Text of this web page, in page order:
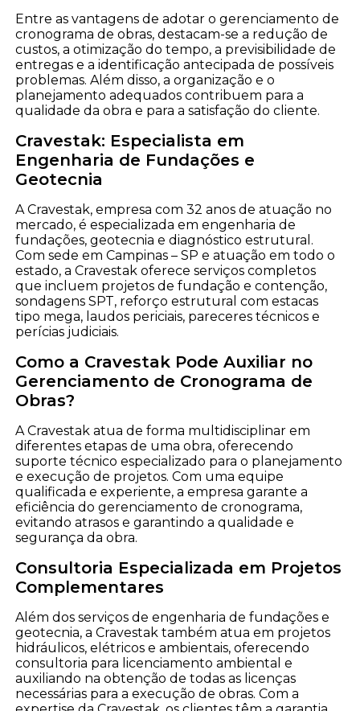
Entre as vantagens de adotar o gerenciamento de
cronograma de obras, destacam-se a redução de
custos, a otimização do tempo, a previsibilidade de
entregas e a identificação antecipada de possíveis
problemas. Além disso, a organização e o
planejamento adequados contribuem para a
qualidade da obra e para a satisfação do cliente.
Cravestak: Especialista em
Engenharia de Fundações e
Geotecnia
A Cravestak, empresa com 32 anos de atuação no
mercado, é especializada em engenharia de
fundações, geotecnia e diagnóstico estrutural.
Com sede em Campinas – SP e atuação em todo o
estado, a Cravestak oferece serviços completos
que incluem projetos de fundação e contenção,
sondagens SPT, reforço estrutural com estacas
tipo mega, laudos periciais, pareceres técnicos e
perícias judiciais.
Como a Cravestak Pode Auxiliar no
Gerenciamento de Cronograma de
Obras?
A Cravestak atua de forma multidisciplinar em
diferentes etapas de uma obra, oferecendo
suporte técnico especializado para o planejamento
e execução de projetos. Com uma equipe
qualificada e experiente, a empresa garante a
eficiência do gerenciamento de cronograma,
evitando atrasos e garantindo a qualidade e
segurança da obra.
Consultoria Especializada em Projetos
Complementares
Além dos serviços de engenharia de fundações e
geotecnia, a Cravestak também atua em projetos
hidráulicos, elétricos e ambientais, oferecendo
consultoria para licenciamento ambiental e
auxiliando na obtenção de todas as licenças
necessárias para a execução de obras. Com a